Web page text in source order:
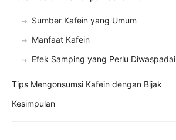
Sumber Kafein yang Umum
Manfaat Kafein
Efek Samping yang Perlu Diwaspadai
Tips Mengonsumsi Kafein dengan Bijak
Kesimpulan